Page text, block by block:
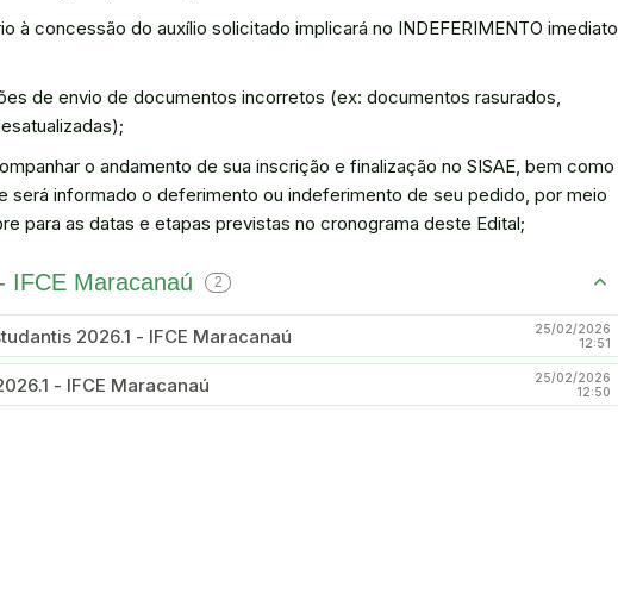
à concessão do auxílio solicitado implicará no INDEFERIMENTO imediato
de envio de documentos incorretos (ex: documentos rasurados,
o andamento de sua inscrição e finalização no SISAE, bem como
será informado o deferimento ou indeferimento de seu pedido, por meio
para as datas e etapas previstas no cronograma deste Edital;
IFCE Maracanaú 2
2026.1 - IFCE Maracanaú
25/02/2026
12:51
- IFCE Maracanaú
25/02/2026
12:50